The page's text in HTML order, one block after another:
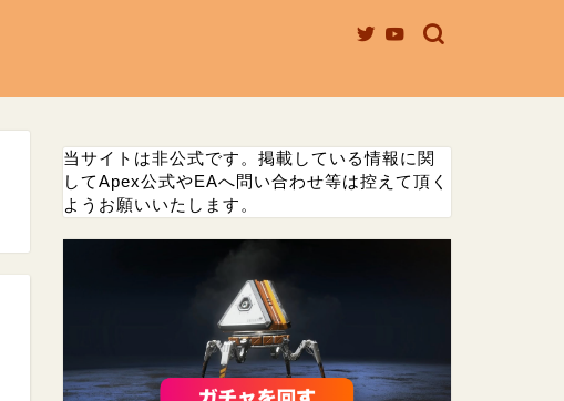
当サイトは非公式です。掲載している情報に関
してApex公式やEAへ問い合わせ等は控えて頂く
ようお願いいたします。